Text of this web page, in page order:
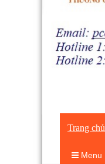
Trang chủ
Menu